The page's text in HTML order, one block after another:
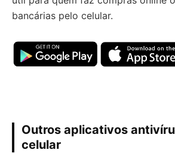
bancárias pelo celular.
Outros aplicativos
celular